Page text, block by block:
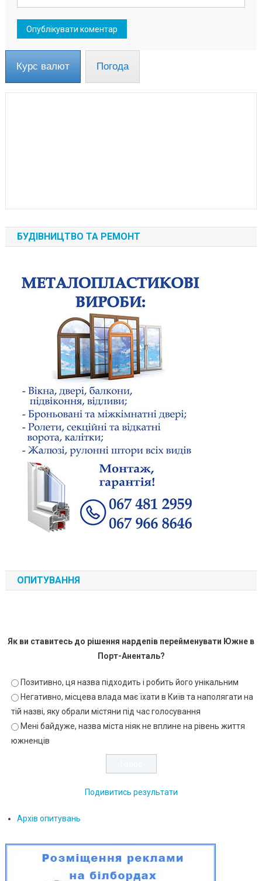
Курс валют Погода
БУДІВНИЦТВО ТА РЕМОНТ
ОПИТУВАННЯ
Як ви ставитесь до рішення нардепів перейменувати Южне в
Порт-Аненталь?
Позитивно, ця назва підходить і робить його унікальним
Негативно, місцева влада має їхати в Київ та наполягати на
тій назві, яку обрали містяни під час голосування
Мені байдуже, назва міста ніяк не вплине на рівень життя
южненців
Подивитись результати
Архів опитувань